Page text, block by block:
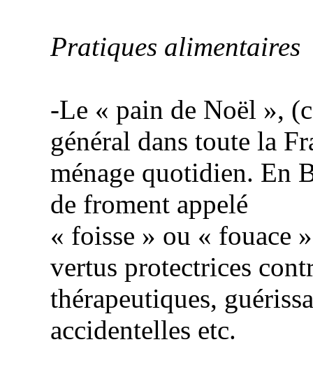
Pratiques alimentaires
-Le « pain de Noël »,
général dans toute la
ménage quotidien. En
de froment appelé
« foisse » ou « fouace
vertus protectrices
thérapeutiques,
accidentelles etc.